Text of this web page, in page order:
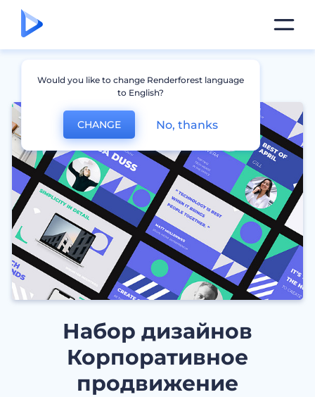
Набор дизайнов
Корпоративное
продвижение
Would you like to change Renderforest language
to English?
CHANGE No, thanks